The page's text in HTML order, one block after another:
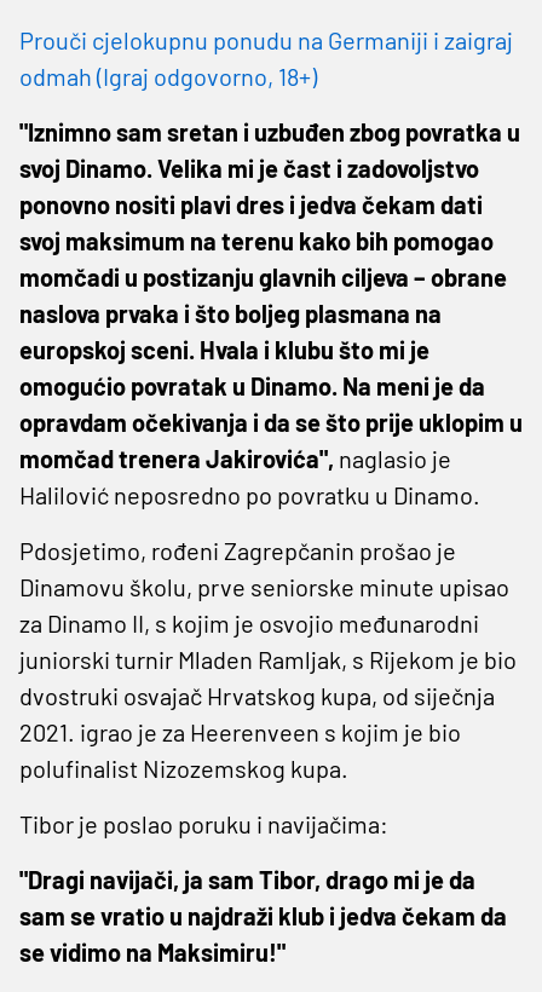
Prouči cjelokupnu ponudu na Germaniji i zaigraj
odmah (Igraj odgovorno, 18+)
"Iznimno sam sretan i uzbuđen zbog povratka u
svoj Dinamo. Velika mi je čast i zadovoljstvo
ponovno nositi plavi dres i jedva čekam dati
svoj maksimum na terenu kako bih pomogao
momčadi u postizanju glavnih ciljeva – obrane
naslova prvaka i što boljeg plasmana na
europskoj sceni. Hvala i klubu što mi je
omogućio povratak u Dinamo. Na meni je da
opravdam očekivanja i da se što prije uklopim u
momčad trenera Jakirovića", naglasio je
Halilović neposredno po povratku u Dinamo.
Pdosjetimo, rođeni Zagrepčanin prošao je
Dinamovu školu, prve seniorske minute upisao
za Dinamo II, s kojim je osvojio međunarodni
juniorski turnir Mladen Ramljak, s Rijekom je bio
dvostruki osvajač Hrvatskog kupa, od siječnja
2021. igrao je za Heerenveen s kojim je bio
polufinalist Nizozemskog kupa.
Tibor je poslao poruku i navijačima:
"Dragi navijači, ja sam Tibor, drago mi je da
sam se vratio u najdraži klub i jedva čekam da
se vidimo na Maksimiru!"